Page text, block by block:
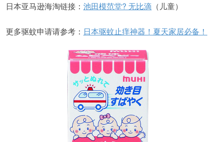
日本亚马逊海淘链接： 池田模范堂? 无比滴 （儿童）
更多驱蚊申请请参考： 日本驱蚊止痒神器！夏天家居必备！